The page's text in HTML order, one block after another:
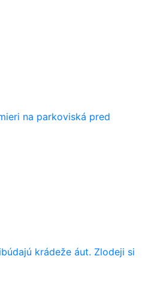
na parkoviská pred
krádeže áut. Zlodeji si